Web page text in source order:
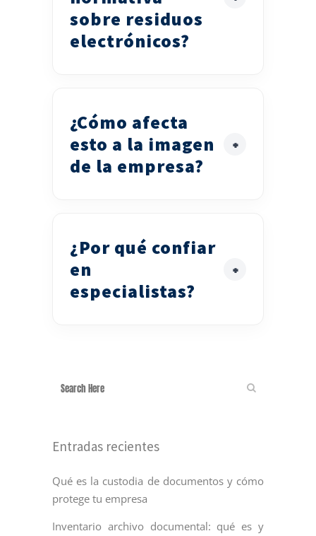
sobre residuos
electrónicos?
¿Cómo afecta
esto a la imagen
de la empresa?
¿Por qué confiar
en
especialistas?
Entradas recientes
Qué es la custodia de documentos y cómo
protege tu empresa
Inventario archivo documental: qué es y